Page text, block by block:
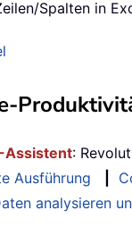
Spalten in
Assistent:
Ausführung
analysieren